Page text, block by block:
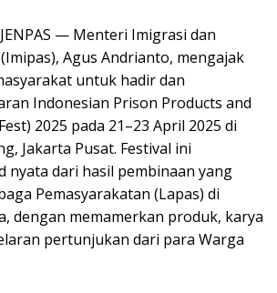
— Menteri Imigrasi dan
Agus Andrianto, mengajak
untuk hadir dan
Indonesian Prison Products and
2025 pada 21–23 April 2025 di
Jakarta Pusat. Festival ini
nyata dari hasil pembinaan yang
Pemasyarakatan (Lapas) di
dengan memamerkan produk, karya
pertunjukan dari para Warga